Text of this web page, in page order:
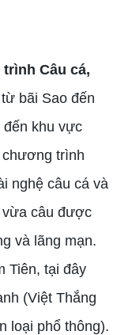
trình Câu cá,
bãi Sao đến
khu vực
trình
nghệ câu cá và
vừa câu được
và lãng mạn.
Tiên, tại đây
(Việt Thắng
loại phổ thông).